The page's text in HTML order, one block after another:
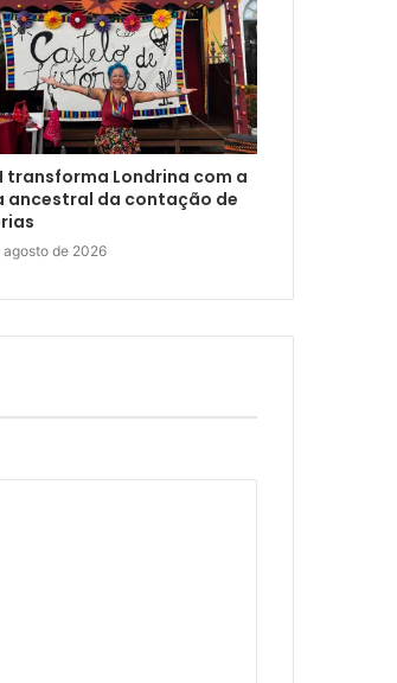
transforma Londrina com a
ancestral da contação de
agosto de 2026